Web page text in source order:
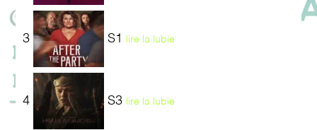
3 S1 lire la lubie
4 S3 lire la lubie